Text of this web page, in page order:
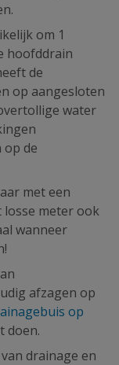
om 1
hoofddrain
de
op aangesloten
water
op de
met een
losse meter ook
wanneer
afzagen op
op
doen.
drainage en